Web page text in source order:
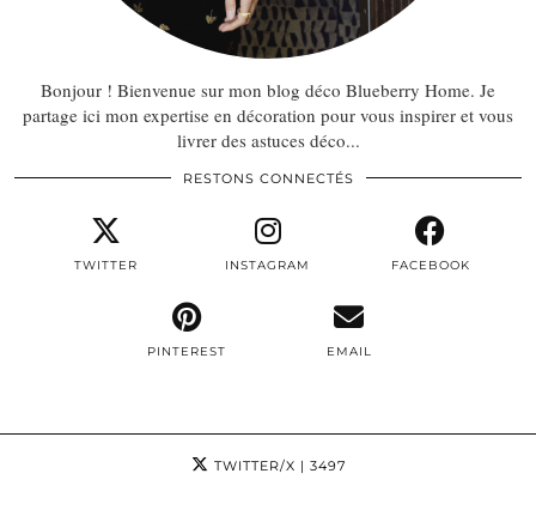
Bonjour ! Bienvenue sur mon blog déco Blueberry Home. Je
partage ici mon expertise en décoration pour vous inspirer et vous
livrer des astuces déco...
RESTONS CONNECTÉS
TWITTER INSTAGRAM FACEBOOK
PINTEREST EMAIL
TWITTER/X | 3497